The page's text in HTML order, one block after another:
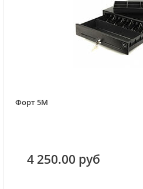
Форт 5M
4 250.00 руб